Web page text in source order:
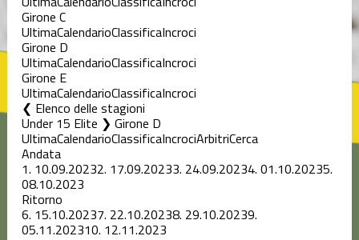
Girone C
UltimaCalendarioClassificaIncroci
Girone D
UltimaCalendarioClassificaIncroci
Girone E
UltimaCalendarioClassificaIncroci
Elenco delle stagioni
Under 15 Elite ❯ Girone D
UltimaCalendarioClassificaIncrociArbitriCerca
Andata
1. 10.09.20232. 17.09.20233. 24.09.20234. 01.10.20235.
08.10.2023
Ritorno
6. 15.10.20237. 22.10.20238. 29.10.20239.
05.11.202310. 12.11.2023